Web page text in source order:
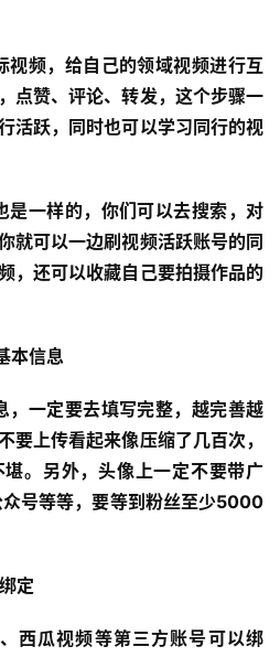
视频，给自己的领域视频进行互
点赞、评论、转发，这个步骤一
活跃，同时也可以学习同行的视
是一样的，你们可以去搜索，对
就可以一边刷视频活跃账号的同
，还可以收藏自己要拍摄作品的
本信息
，一定要去填写完整，越完善越
要上传看起来像压缩了几百次，
。另外，头像上一定不要带广
号等等，要等到粉丝至少5000
定
西瓜视频等第三方账号可以绑